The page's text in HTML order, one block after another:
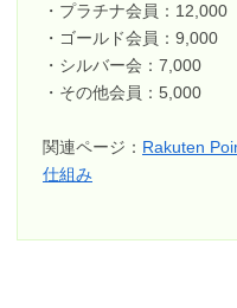
・プラチナ会員：12,000
・ゴールド会員：9,000
・シルバー会：7,000
・その他会員：5,000
関連ページ： Rakuten
仕組み